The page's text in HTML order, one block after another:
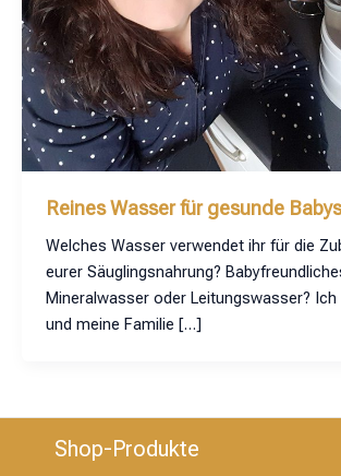
Reines Wasser für gesunde Babys
Welches Wasser verwendet ihr für die
eurer Säuglingsnahrung?
Mineralwasser oder Leitungswasser?
und meine Familie […]
Shop-Produkte